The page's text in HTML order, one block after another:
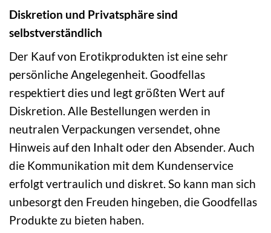
Diskretion und Privatsphäre sind
selbstverständlich
Der Kauf von Erotikprodukten ist eine sehr
persönliche Angelegenheit. Goodfellas
respektiert dies und legt größten Wert auf
Diskretion. Alle Bestellungen werden in
neutralen Verpackungen versendet, ohne
Hinweis auf den Inhalt oder den Absender. Auch
die Kommunikation mit dem Kundenservice
erfolgt vertraulich und diskret. So kann man sich
unbesorgt den Freuden hingeben, die Goodfellas
Produkte zu bieten haben.